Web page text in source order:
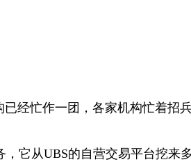
忙作一团，各家机构忙着招
从UBS的自营交易平台挖来